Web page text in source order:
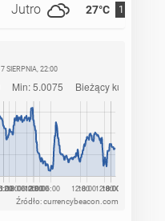
Jutro 27°C 11°C
7 SIERPNIA, 22:00
Źródło: currencybeacon.com